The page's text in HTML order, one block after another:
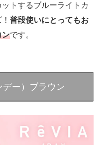
トするブルーライトカ
普段使いにとってもお
ンです。
ー）ブラウン